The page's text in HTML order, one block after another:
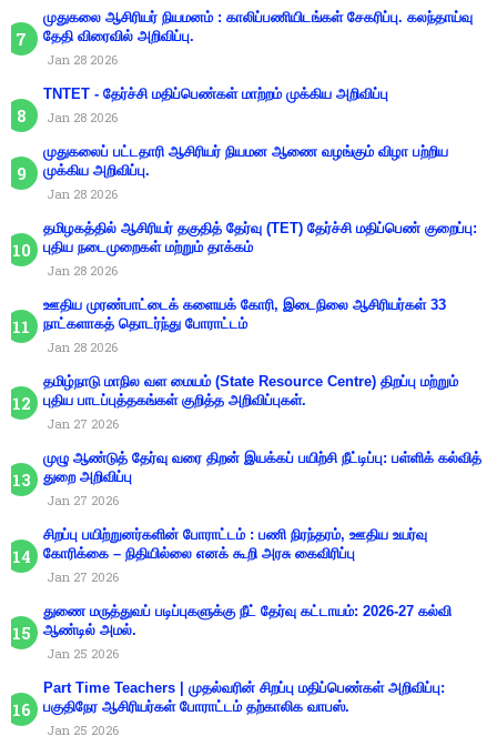
முதுகலை ஆசிரியர் நியமனம் : காலிப்பணியிடங்கள் சேகரிப்பு. கலந்தாய்வு
தேதி விரைவில் அறிவிப்பு.
Jan 28 2026
TNTET - தேர்ச்சி மதிப்பெண்கள் மாற்றம் முக்கிய அறிவிப்பு
Jan 28 2026
முதுகலைப் பட்டதாரி ஆசிரியர் நியமன ஆணை வழங்கும் விழா பற்றிய
முக்கிய அறிவிப்பு.
Jan 28 2026
தமிழகத்தில் ஆசிரியர் தகுதித் தேர்வு (TET) தேர்ச்சி மதிப்பெண் குறைப்பு:
புதிய நடைமுறைகள் மற்றும் தாக்கம்
Jan 28 2026
ஊதிய முரண்பாட்டைக் களையக் கோரி, இடைநிலை ஆசிரியர்கள் 33
நாட்களாகத் தொடர்ந்து போராட்டம்
Jan 28 2026
தமிழ்நாடு மாநில வள மையம் (State Resource Centre) திறப்பு மற்றும்
புதிய பாடப்புத்தகங்கள் குறித்த அறிவிப்புகள்.
Jan 27 2026
முழு ஆண்டுத் தேர்வு வரை திறன் இயக்கப் பயிற்சி நீட்டிப்பு: பள்ளிக் கல்வித்
துறை அறிவிப்பு
Jan 27 2026
சிறப்பு பயிற்றுனர்களின் போராட்டம் : பணி நிரந்தரம், ஊதிய உயர்வு
கோரிக்கை – நிதியில்லை எனக் கூறி அரசு கைவிரிப்பு
Jan 27 2026
துணை மருத்துவப் படிப்புகளுக்கு நீட் தேர்வு கட்டாயம்: 2026-27 கல்வி
ஆண்டில் அமல்.
Jan 25 2026
Part Time Teachers | முதல்வரின் சிறப்பு மதிப்பெண்கள் அறிவிப்பு:
பகுதிநேர ஆசிரியர்கள் போராட்டம் தற்காலிக வாபஸ்.
Jan 25 2026